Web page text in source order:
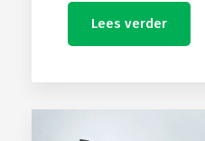
Lees verder